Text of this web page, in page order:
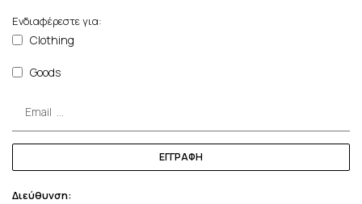
Ενδιαφέρεστε για:
Clothing
Goods
ΕΓΓΡΑΦΗ
Διεύθυνση: